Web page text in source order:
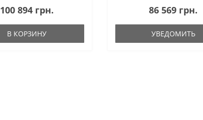
100 894 грн.
В КОРЗИНУ
86 569 грн.
УВЕДОМИТЬ